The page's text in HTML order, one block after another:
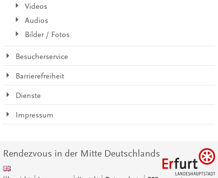
Videos
Audios
Bilder / Fotos
Besucherservice
Barrierefreiheit
Dienste
Impressum
Rendezvous in der Mitte Deutschlands